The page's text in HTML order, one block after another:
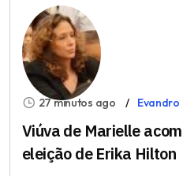
27 minutos ago Evandro
Viúva de Marielle
eleição de Erika Hilton